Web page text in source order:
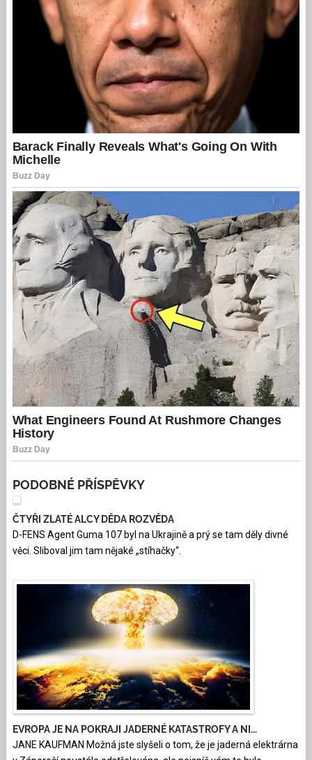
PODOBNÉ PŘÍSPĚVKY
ČTYŘI ZLATÉ ALCY DĚDA ROZVĚDA
D-FENS Agent Guma 107 byl na Ukrajině a prý se tam děly divné
věci. Sliboval jim tam nějaké „stíhačky“.
EVROPA JE NA POKRAJI JADERNÉ KATASTROFY A NI...
JANE KAUFMAN Možná jste slyšeli o tom, že je jaderná elektrárna